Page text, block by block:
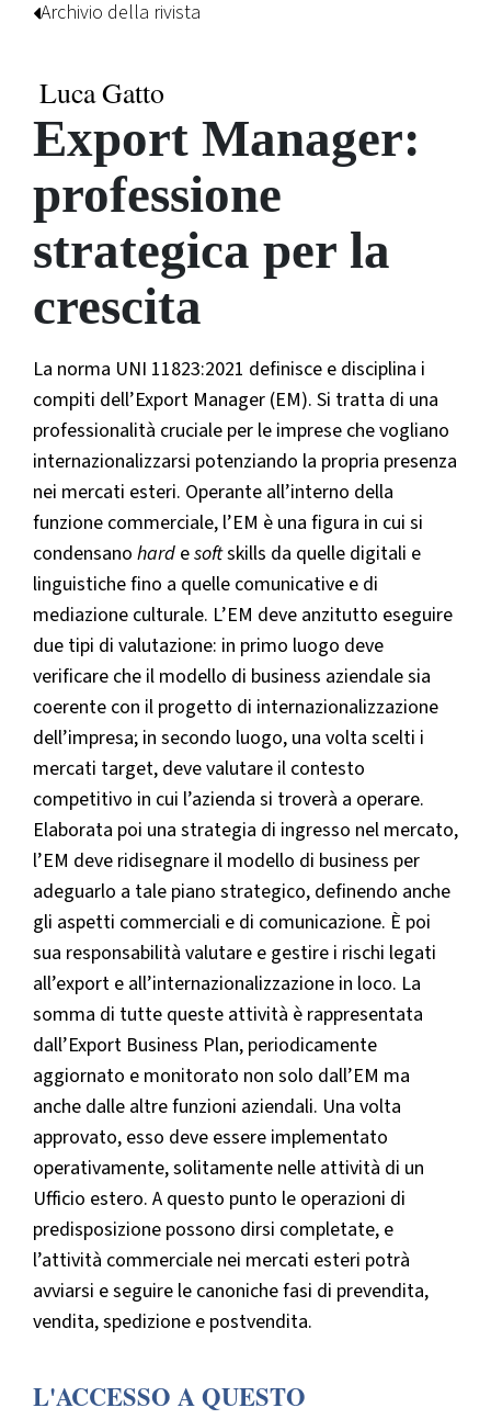
Archivio della rivista
Luca Gatto
Export Manager:
professione
strategica per la
crescita
La norma UNI 11823:2021 definisce e disciplina i
compiti dell’Export Manager (EM). Si tratta di una
professionalità cruciale per le imprese che vogliano
internazionalizzarsi potenziando la propria presenza
nei mercati esteri. Operante all’interno della
funzione commerciale, l’EM è una figura in cui si
condensano hard esoftskills da quelle digitali e
linguistiche fino a quelle comunicative e di
mediazione culturale. L’EM deve anzitutto eseguire
due tipi di valutazione: in primo luogo deve
verificare che il modello di business aziendale sia
coerente con il progetto di internazionalizzazione
dell’impresa; in secondo luogo, una volta scelti i
mercati target, deve valutare il contesto
competitivo in cui l’azienda si troverà a operare.
Elaborata poi una strategia di ingresso nel mercato,
l’EM deve ridisegnare il modello di business per
adeguarlo a tale piano strategico, definendo anche
gli aspetti commerciali e di comunicazione. È poi
sua responsabilità valutare e gestire i rischi legati
all’export e all’internazionalizzazione in loco. La
somma di tutte queste attività è rappresentata
dall’Export Business Plan, periodicamente
aggiornato e monitorato non solo dall’EM ma
anche dalle altre funzioni aziendali. Una volta
approvato, esso deve essere implementato
operativamente, solitamente nelle attività di un
Ufficio estero. A questo punto le operazioni di
predisposizione possono dirsi completate, e
l’attività commerciale nei mercati esteri potrà
avviarsi e seguire le canoniche fasi di prevendita,
vendita, spedizione e postvendita.
L'ACCESSO A QUESTO